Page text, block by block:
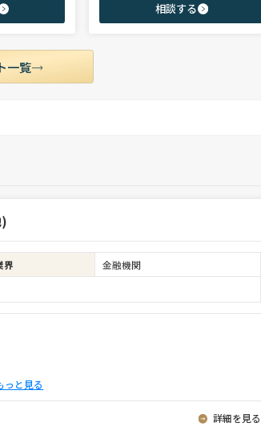
らなるキャリア
ス層をご支援。
豊富な転職支援実績。日系/外資系、経験者/
未経験者を問わず幅広いポジションでご支援
相談する
一覧
界
金融機関
っと見る
詳細を見る